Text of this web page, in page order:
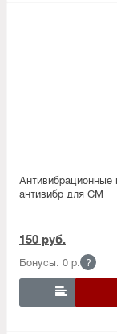
антивибр для СМ
150 руб.
Бонусы: 0 р. ?
